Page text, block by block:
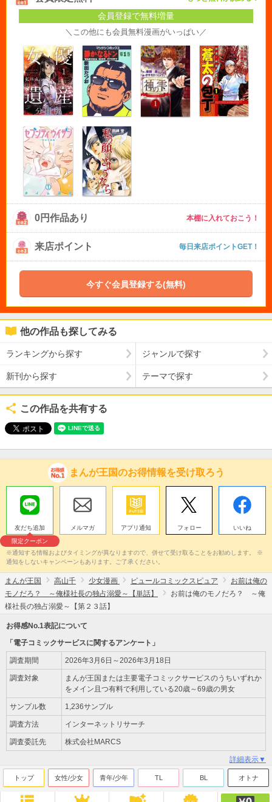
会員登録で無料増量
＼この他にも会員無料漫画がいっぱい／
0円作品あり 本棚に入れておこう！
来店ポイント 毎日来店ポイントGET！
今すぐ会員登録する(無料)
他の作品も探してみる
ランキングから探す ジャンルで探す
新刊から探す テーマで探す
この作品を共有する
まんが王国のお得情報を受け取ろう
友だち追加
限定クーポン
メルマガ アプリ通知 フォロー いいね
※通知する情報およびタイミングが異なりますので、併せて受け取ることをお勧めします。 ※
通知をしないキャンペーンもあります。ご了承ください。
まんが王国 高山千 少女漫画 ピュールコミックスピュア
お前は俺の
モノだろ？ ～俺様社長の独占溺愛～【単話】
お前は俺のモノだろ？ ～俺
様社長の独占溺愛～【第２３話】
お得感No.1表記について
「電子コミックサービスに関するアンケート」
調査期間 2026年3月6日～2026年3月18日
調査対象
まんが王国または主要電子コミックサービスのうちいずれか
をメイン且つ有料で利用している20歳～69歳の男女
サンプル数 1,236サンプル
調査方法 インターネットリサーチ
調査委託先 株式会社MARCS
詳細表示▼
トップ 女性/少女 青年/少年 TL BL オトナ